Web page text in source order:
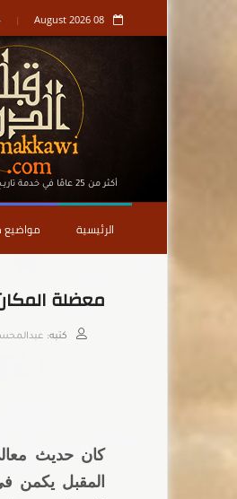
08 August 2026
أكثر من 25 عامًا في خدمة تاريـخ وتراث مكة المكرمة
الرئيسية
معضلة
كتبه:
كان حديث
المقبل يكمن